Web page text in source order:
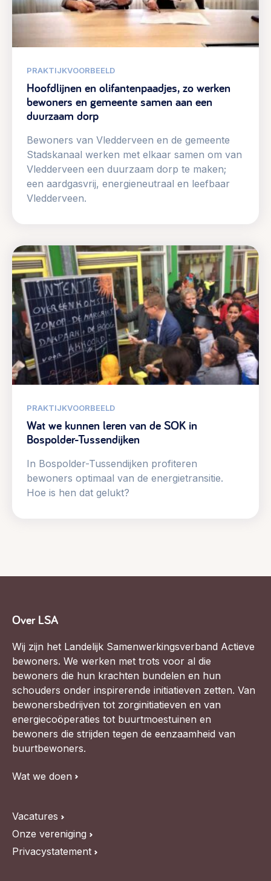
PRAKTIJKVOORBEELD
Hoofdlijnen en olifantenpaadjes, zo werken
bewoners en gemeente samen aan een
duurzaam dorp
Bewoners van Vledderveen en de gemeente
Stadskanaal werken met elkaar samen om van
Vledderveen een duurzaam dorp te maken;
een aardgasvrij, energieneutraal en leefbaar
Vledderveen.
PRAKTIJKVOORBEELD
Wat we kunnen leren van de SOK in
Bospolder-Tussendijken
In Bospolder-Tussendijken profiteren
bewoners optimaal van de energietransitie.
Hoe is hen dat gelukt?
Over LSA
Wij zijn het Landelijk Samenwerkingsverband Actieve
bewoners. We werken met trots voor al die
bewoners die hun krachten bundelen en hun
schouders onder inspirerende initiatieven zetten. Van
bewonersbedrijven tot zorginitiatieven en van
energiecoöperaties tot buurtmoestuinen en
bewoners die strijden tegen de eenzaamheid van
buurtbewoners.
Wat we doen
Vacatures
Onze vereniging
Privacystatement